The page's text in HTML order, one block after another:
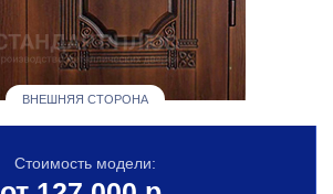
ВНЕШНЯЯ СТОРОНА
Стоимость модели: